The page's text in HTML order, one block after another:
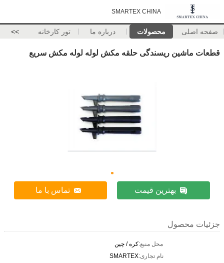
SMARTEX CHINA
صفحه اصلی محصولات درباره ما تور کارخانه >>
قطعات ماشین ریسندگی حلقه مکش لوله لوله مکش سریع
بهترین قیمت تماس با ما
جزئیات محصول
محل منبع:کره / چین
نام تجاری:SMARTEX